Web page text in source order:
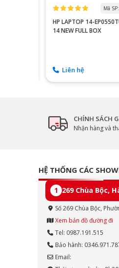
Mã
HP LAPTOP 14-
14 NEW FULL BOX
Liên hệ
CHÍNH SÁCH
Nhận hàng và
HỆ THỐNG CÁC
1 269 Chùa Bộc,
Số 269 Chùa Bộc,
Xem bản đồ đường đi
Tel: 0987.191.515
Bảo hành:
Email: